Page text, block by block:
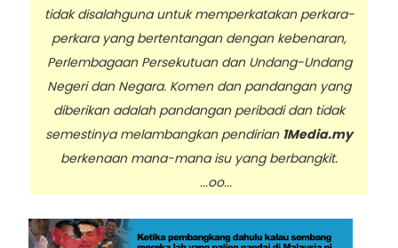
tidak disalahguna untuk memperkatakan perkara-
perkara yang bertentangan dengan kebenaran,
Perlembagaan Persekutuan dan Undang-Undang
Negeri dan Negara. Komen dan pandangan yang
diberikan adalah pandangan peribadi dan tidak
semestinya melambangkan pendirian 1Media.my
berkenaan mana-mana isu yang berbangkit.
...oo...